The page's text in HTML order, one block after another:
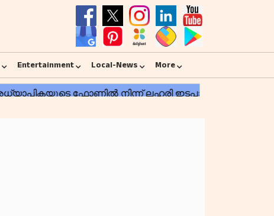
Entertainment Local-News More